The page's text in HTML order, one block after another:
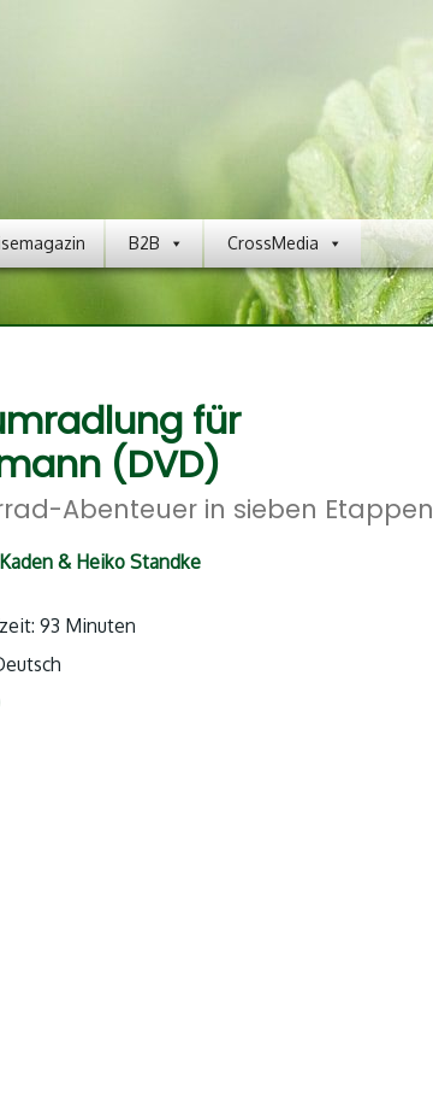
B2B CrossMedia
für
(DVD)
Abenteuer in sieben Etappen
& Heiko Standke
93 Minuten